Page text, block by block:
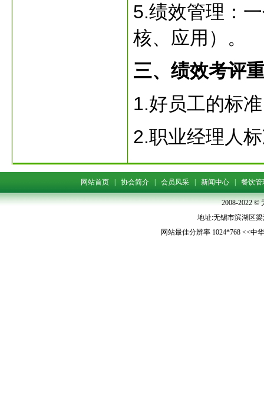
5.绩效管理：
核、应用）。
三、绩效考评
1.好员工的标
2.职业经理人
网站首页 协会简介 会员风采 新闻中心 餐饮管
2008-2022 ©
地址:无锡市滨湖区梁
网站最佳分辨率 1024*768 <<中